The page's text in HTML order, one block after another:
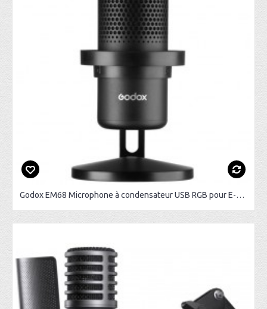
Godox EM68 Microphone à condensateur USB RGB pour E-Sport